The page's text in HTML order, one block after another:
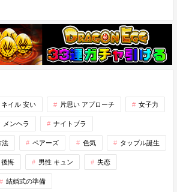
イル 安い 片思い アプローチ 女子力
メンヘラ ナイトブラ
法 ペアーズ 色気 タップル誕生
後悔 男性 キュン 失恋
結婚式の準備